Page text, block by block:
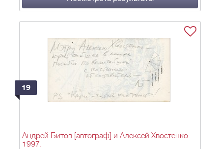
19
Андрей Битов [автограф] и Алексей Хвостенко.
1997.